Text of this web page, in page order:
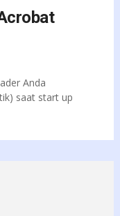
Anda
saat start up